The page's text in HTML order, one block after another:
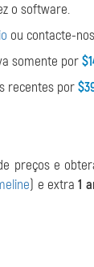
o software.
ou contacte-
somente por
recentes por
preços e
) e extra1